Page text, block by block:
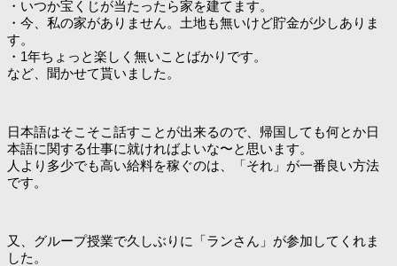
・いつか宝くじが当たったら家を建てます。
・今、私の家がありません。土地も無いけど貯金が少しありま
す。
・1年ちょっと楽しく無いことばかりです。
など、聞かせて貰いました。
日本語はそこそこ話すことが出来るので、帰国しても何とか日
本語に関する仕事に就ければよいな〜と思います。
人より多少でも高い給料を稼ぐのは、「それ」が一番良い方法
です。
又、グループ授業で久しぶりに「ランさん」が参加してくれま
した。